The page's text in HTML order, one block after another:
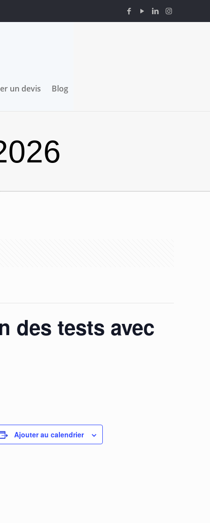
un devis Blog
des tests avec
Ajouter au calendrier